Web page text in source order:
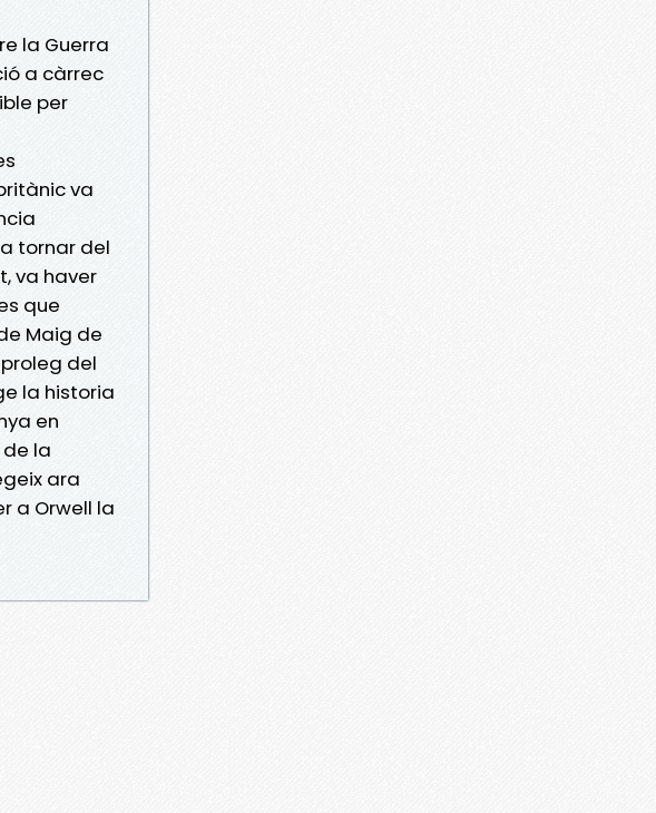
la Guerra
a càrrec
per
va
tornar del
va haver
que
Maig de
del
la historia
en
la
ara
a Orwell la